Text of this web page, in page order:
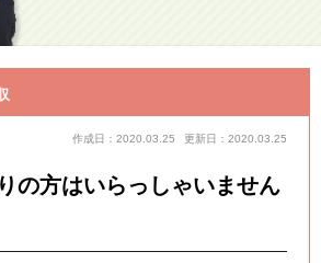
作成日：2020.03.25 更新日：2020.03.25
の方はいらっしゃいません